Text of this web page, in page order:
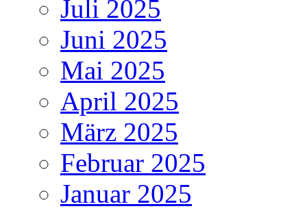
Juli 2025
Juni 2025
Mai 2025
April 2025
März 2025
Februar 2025
Januar 2025